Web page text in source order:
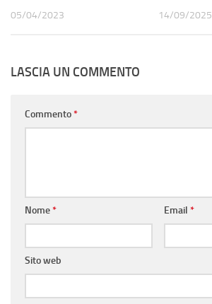
05/04/2023 14/09/2025
LASCIA UN COMMENTO
Commento*
Nome* Email *
Sito web